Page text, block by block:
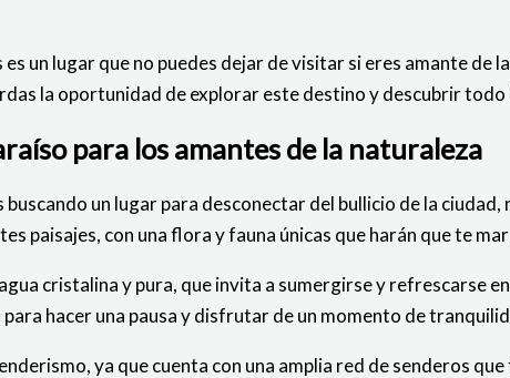
es un lugar que no puedes dejar de visitar si eres amante
la oportunidad de explorar este destino y descubrir
para los amantes de la naturaleza
un lugar para desconectar del bullicio de la
paisajes, con una flora y fauna únicas que harán que te
cristalina y pura, que invita a sumergirse y refrescarse
hacer una pausa y disfrutar de un momento de
ya que cuenta con una amplia red de senderos